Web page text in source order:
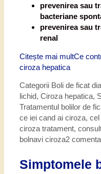
prevenirea sau
bacteriane
prevenirea sau
renal
Citește mai multCe
ciroza hepatica
Categorii Boli de ficat
lichid, Ciroza hepatica,
Tratamentul bolilor de
ce iei cand ai ciroza, cel
ciroza tratament,
bolnavi ciroza2
Simptomele